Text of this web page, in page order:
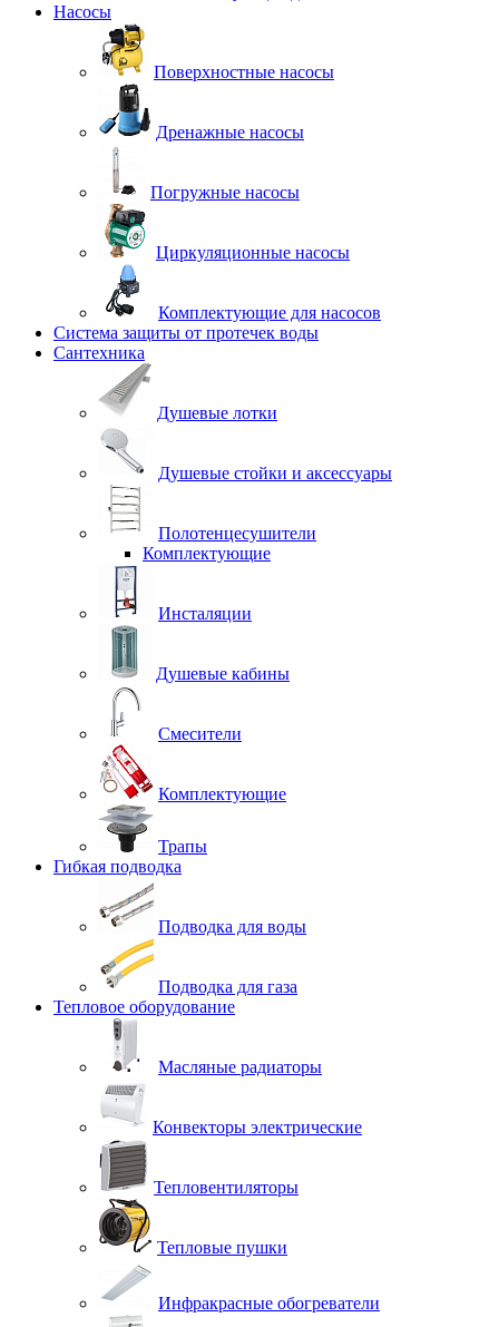
Насосы
Поверхностные насосы
Дренажные насосы
Погружные насосы
Циркуляционные насосы
Комплектующие для насосов
Система защиты от протечек воды
Сантехника
Душевые лотки
Душевые стойки и аксессуары
Полотенцесушители
Комплектующие
Инсталяции
Душевые кабины
Смесители
Комплектующие
Трапы
Гибкая подводка
Подводка для воды
Подводка для газа
Тепловое оборудование
Масляные радиаторы
Конвекторы электрические
Тепловентиляторы
Тепловые пушки
Инфракрасные обогреватели